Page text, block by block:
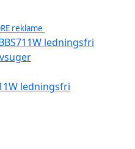
reklame
ledningsfri